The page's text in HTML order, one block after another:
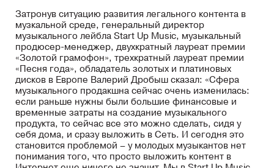
Затронув ситуацию развития легального контента в
музкальной среде, генеральный директор
музыкального лейбла Start Up Music, музыкальный
продюсер-менеджер, двухкратный лауреат премии
«Золотой грамофон», трехкратный лауреат премии
«Песня года», обладатель золотых и платиновых
дисков в Европе Валерий Дробыш сказал: «Сфера
музыкального продакшна сейчас очень изменилась:
если раньше нужны были большие финансовые и
временные затраты на создание музыкального
продукта, то сейчас все это можно сделать, сидя у
себя дома, и сразу выложить в Сеть. И сегодня это
становится проблемой – у молодых музыкантов нет
понимания того, что просто выложить контент в